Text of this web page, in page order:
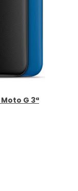
Moto G 3ª